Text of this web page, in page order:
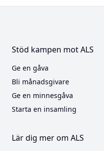
Stöd kampen mot ALS
Ge en gåva
Bli månadsgivare
Ge en minnesgåva
Starta en insamling
Lär dig mer om ALS